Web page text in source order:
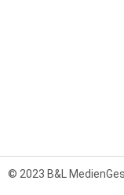
© 2023 B&L